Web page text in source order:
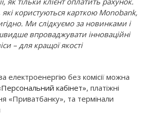
користуються карткою Monobank,
Ми слідкуємо за новинками і
впроваджувати інноваційні
– для кращої якості
електроенергію без комісії можна
кабінет», платіжні
«Приватбанку», та термінали